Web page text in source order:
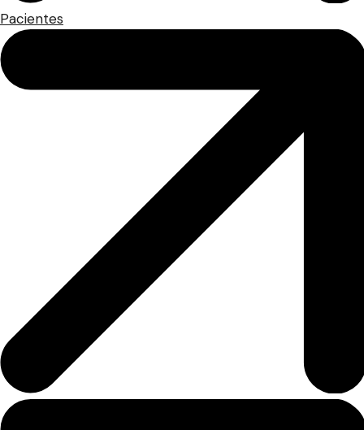
Pacientes